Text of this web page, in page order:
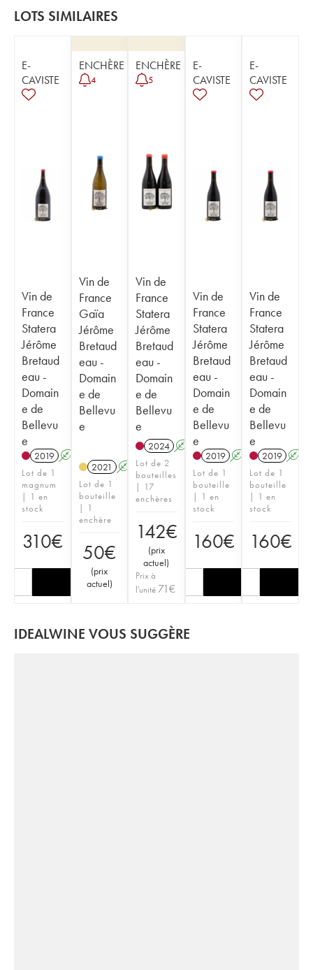
LOTS SIMILAIRES
E-
CAVISTE
Vin de
France
Statera
Jérôme
Bretaud
eau -
Domain
e de
Bellevu
e
2019 A
Lot de 1
magnum
| 1 en
stock
310€
ENCHÈRE
4
Vin de
France
Gaïa
Jérôme
Bretaud
eau -
Domain
e de
Bellevu
e
2021 A
Lot de 1
bouteille
| 1
enchère
50€
(prix
actuel)
ENCHÈRE
5
Vin de
France
Statera
Jérôme
Bretaud
eau -
Domain
e de
Bellevu
e
2024 A
Lot de 2
bouteilles
| 17
enchères
142€
(prix
actuel)
Prix à
l'unité 71€
E-
CAVISTE
Vin de
France
Statera
Jérôme
Bretaud
eau -
Domain
e de
Bellevu
e
2019 A
Lot de 1
bouteille
| 1 en
stock
160€
E-
CAVISTE
Vin de
France
Statera
Jérôme
Bretaud
eau -
Domain
e de
Bellevu
e
2019 A
Lot de 1
bouteille
| 1 en
stock
160€
IDEALWINE VOUS SUGGÈRE